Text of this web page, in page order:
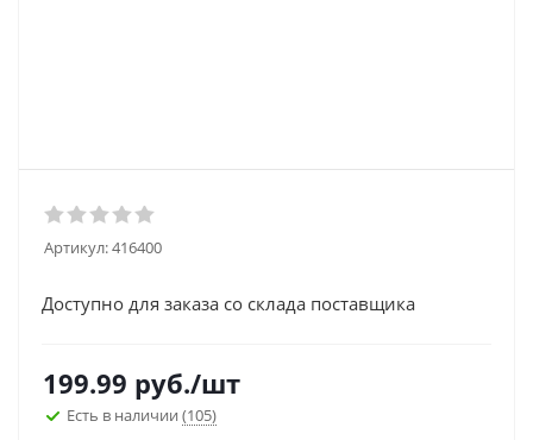
Артикул:416400
Доступно для заказа со склада поставщика
199.99 руб./шт
Есть в наличии (105)